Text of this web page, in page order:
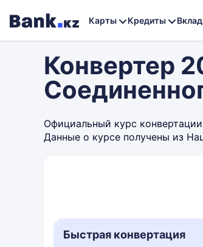
Карты Кредиты
Конвертер
Официальный курс конвертации
Данные о курсе получены из
Быстрая конвертация